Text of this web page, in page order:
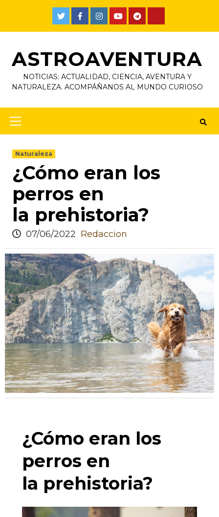
ASTROAVENTURA
NOTICIAS: ACTUALIDAD, CIENCIA, AVENTURA Y
NATURALEZA. ACOMPÁÑANOS AL MUNDO CURIOSO
Naturaleza
¿Cómo eran los
perros en
la prehistoria?
07/06/2022 Redaccion
¿Cómo eran los
perros en
la prehistoria?